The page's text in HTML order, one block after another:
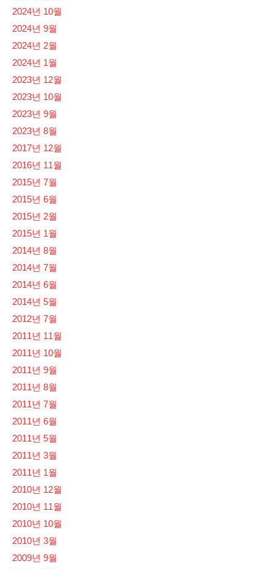
2024년 10월
2024년 9월
2024년 2월
2024년 1월
2023년 12월
2023년 10월
2023년 9월
2023년 8월
2017년 12월
2016년 11월
2015년 7월
2015년 6월
2015년 2월
2015년 1월
2014년 8월
2014년 7월
2014년 6월
2014년 5월
2012년 7월
2011년 11월
2011년 10월
2011년 9월
2011년 8월
2011년 7월
2011년 6월
2011년 5월
2011년 3월
2011년 1월
2010년 12월
2010년 11월
2010년 10월
2010년 3월
2009년 9월